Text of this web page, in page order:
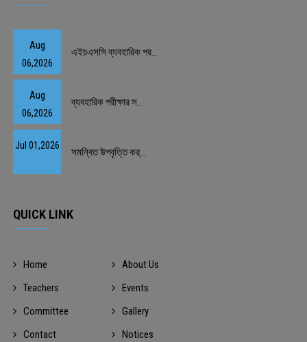
Aug
06,2026
এইচএসসি ব্যবহারিক পর...
Aug
06,2026
ব্যবহারিক পরীক্ষার স...
Jul 01,2026
সমন্বিত উপবৃত্তি কর্...
QUICK LINK
Home
About Us
Teachers
Events
Committee
Gallery
Contact
Notices